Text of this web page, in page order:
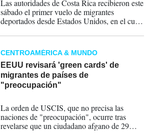
Las autoridades de Costa Rica recibieron este
sábado el primer vuelo de migrantes
deportados desde Estados Unidos, en el cual
Albania, Camerún, China, Guatemala,
Honduras, India, Kenia y Marruecos y una
costarricense, como parte del acuerdo de
cooperación migratoria entre ambos países.
CENTROAMÉRICA & MUNDO
EEUU revisará 'green cards' de
migrantes de países de
"preocupación"
La orden de USCIS, que no precisa las
naciones de "preocupación", ocurre tras
revelarse que un ciudadano afgano de 29